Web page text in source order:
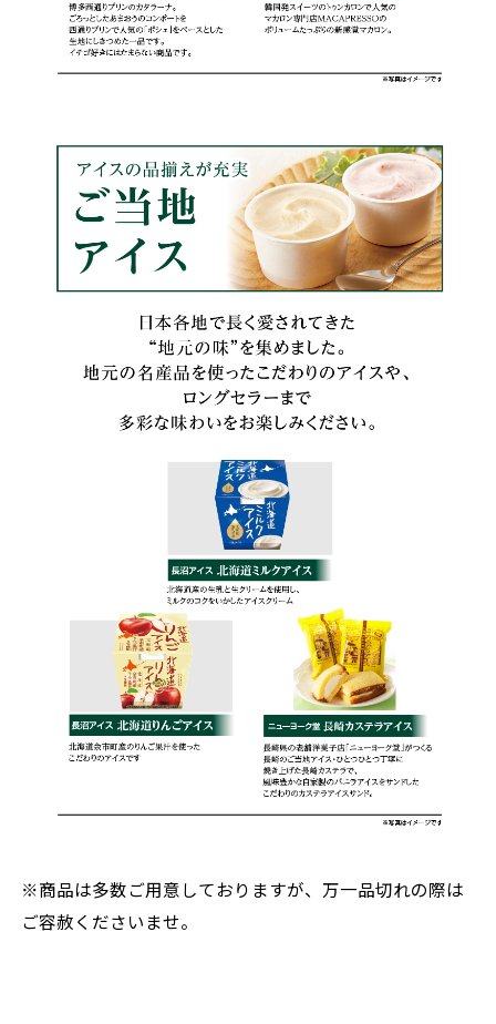
※商品は多数ご用意しておりますが、万一品切れの際は
ご容赦くださいませ。